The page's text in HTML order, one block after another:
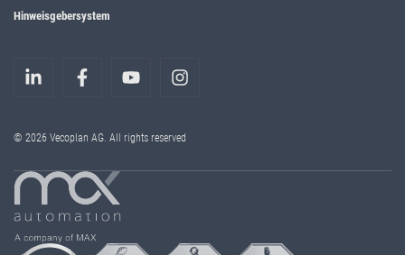
Hinweisgebersystem
© 2026 Vecoplan AG. All rights reserved